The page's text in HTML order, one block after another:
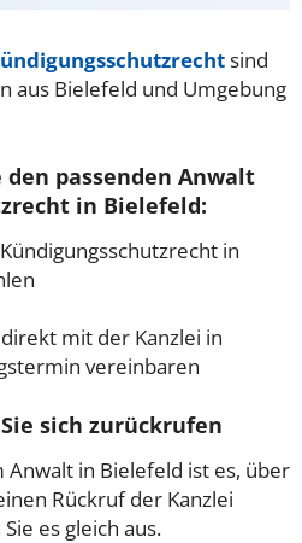
sind
aus Bielefeld und Umgebung
passenden Anwalt
in Bielefeld:
in
mit der Kanzlei in
vereinbaren
sich zurückrufen
Anwalt in Bielefeld ist es, über
Rückruf der Kanzlei
es gleich aus.